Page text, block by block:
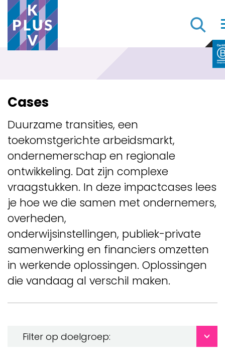
Cases
Duurzame transities, een
toekomstgerichte arbeidsmarkt,
ondernemerschap en regionale
ontwikkeling. Dat zijn complexe
vraagstukken. In deze impactcases lees
je hoe we die samen met ondernemers,
overheden,
onderwijsinstellingen, publiek-private
samenwerking en financiers omzetten
in werkende oplossingen. Oplossingen
die vandaag al verschil maken.